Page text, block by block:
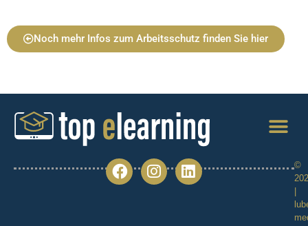
Noch mehr Infos zum Arbeitsschutz finden Sie hier
©